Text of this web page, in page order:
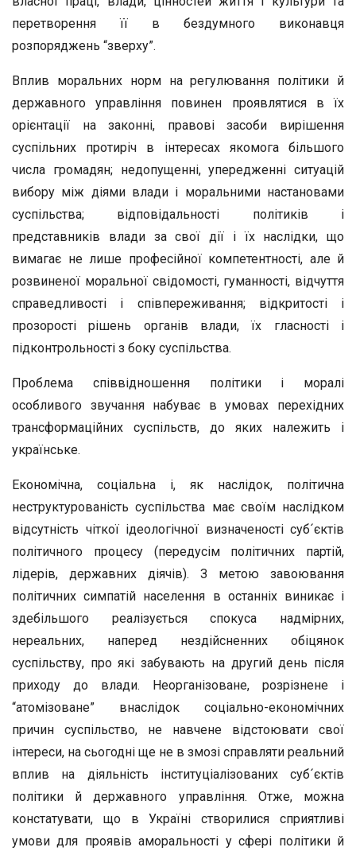
перетворення її в бездумного виконавця
розпоряджень “зверху”.
Вплив моральних норм на регулювання політики й
державного управління повинен проявлятися в їх
орієнтації на законні, правові засоби вирішення
суспільних протиріч в інтересах якомога більшого
числа громадян; недопущенні, упередженні ситуацій
вибору між діями влади і моральними настановами
суспільства; відповідальності політиків і
представників влади за свої дії і їх наслідки, що
вимагає не лише професійної компетентності, але й
розвиненої моральної свідомості, гуманності, відчуття
справедливості і співпереживання; відкритості і
прозорості рішень органів влади, їх гласності і
підконтрольності з боку суспільства.
Проблема співвідношення політики і моралі
особливого звучання набуває в умовах перехідних
трансформаційних суспільств, до яких належить і
українське.
Економічна, соціальна і, як наслідок, політична
неструктурованість суспільства має своїм наслідком
відсутність чіткої ідеологічної визначеності суб´єктів
політичного процесу (передусім політичних партій,
лідерів, державних діячів). З метою завоювання
політичних симпатій населення в останніх виникає і
здебільшого реалізується спокуса надмірних,
нереальних, наперед нездійсненних обіцянок
суспільству, про які забувають на другий день після
приходу до влади. Неорганізоване, розрізнене і
“атомізоване” внаслідок соціально-економічних
причин суспільство, не навчене відстоювати свої
інтереси, на сьогодні ще не в змозі справляти реальний
вплив на діяльність інституціалізованих суб´єктів
політики й державного управління. Отже, можна
констатувати, що в Україні створилися сприятливі
умови для проявів аморальності у сфері політики й